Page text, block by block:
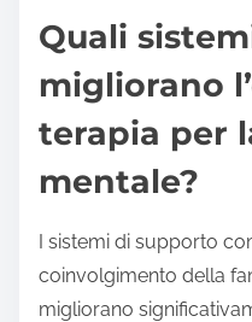
Quali
migliorano
terapia per
mentale?
I sistemi di supporto
coinvolgimento della
migliorano